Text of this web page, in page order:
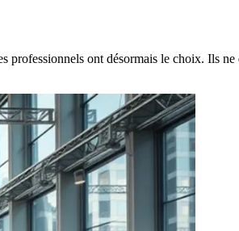
ont désormais le choix. Ils ne